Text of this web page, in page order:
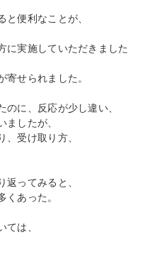
便利なことが、
に実施していただきました
せられました。
のに、反応が少し違い、
したが、
受け取り方、
返ってみると、
くあった。
は、